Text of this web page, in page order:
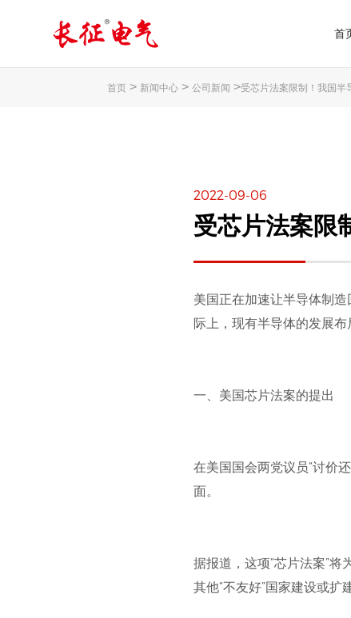
首
首页 > 新闻中心 >公司新闻 >受芯片法案限制！我国半
2022-09-06
受芯片法案限
美国正在加速让半导体制
际上，现有半导体的发展
一、美国芯片法案的提出
在美国国会两党议员“讨价
面。
据报道，这项“芯片法案”
其他“不友好”国家建设或扩